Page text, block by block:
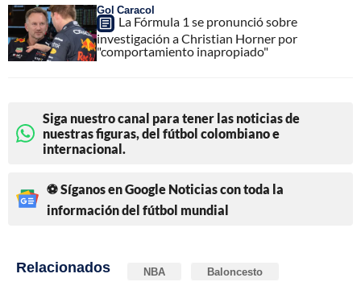
Gol Caracol
La Fórmula 1 se pronunció sobre
investigación a Christian Horner por
"comportamiento inapropiado"
Siga nuestro canal para tener las noticias de
nuestras figuras, del fútbol colombiano e
internacional.
⚽ Síganos en Google Noticias con toda la
información del fútbol mundial
Relacionados NBA Baloncesto